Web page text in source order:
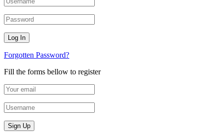
Forgotten Password?
Fill the forms bellow to register